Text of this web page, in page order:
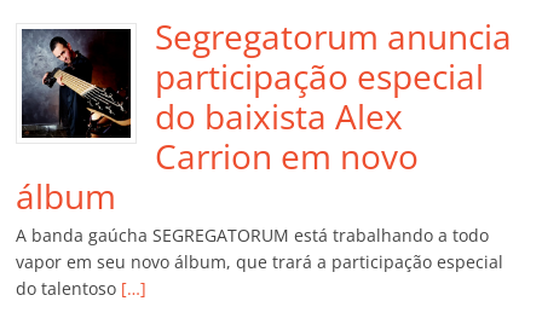
Segregatorum anuncia
participação especial
do baixista Alex
Carrion em novo
álbum
A banda gaúcha SEGREGATORUM está trabalhando a todo
vapor em seu novo álbum, que trará a participação especial
do talentoso […]